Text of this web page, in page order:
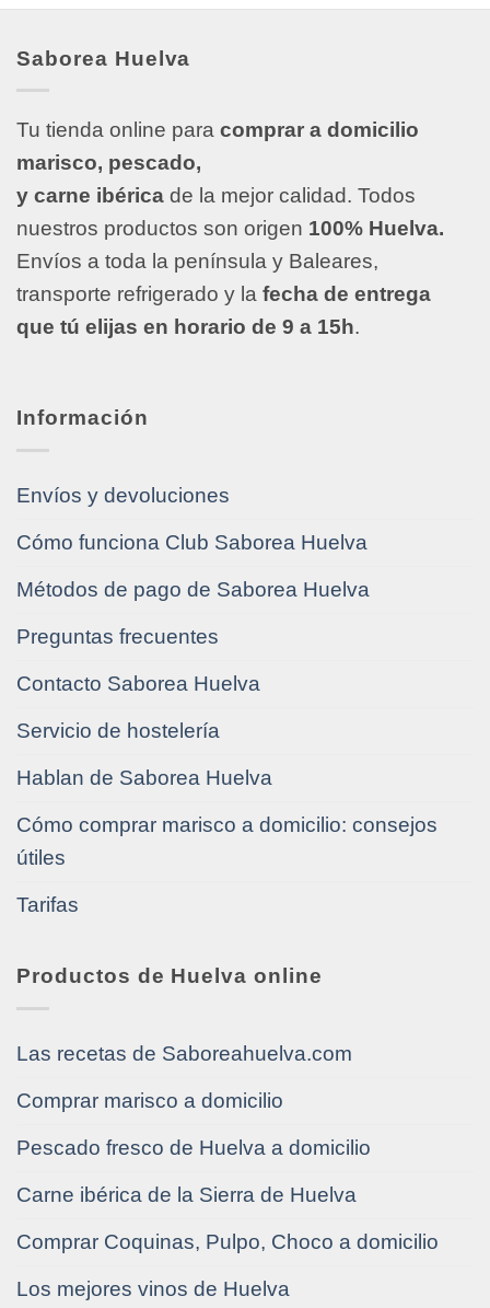
Saborea Huelva
Tu tienda online para comprar a domicilio
marisco, pescado,
y carne ibérica de la mejor calidad. Todos
nuestros productos son origen 100% Huelva.
Envíos a toda la península y Baleares,
transporte refrigerado y la fecha de entrega
que tú elijas en horario de 9 a 15h.
Información
Envíos y devoluciones
Cómo funciona Club Saborea Huelva
Métodos de pago de Saborea Huelva
Preguntas frecuentes
Contacto Saborea Huelva
Servicio de hostelería
Hablan de Saborea Huelva
Cómo comprar marisco a domicilio: consejos
útiles
Tarifas
Productos de Huelva online
Las recetas de Saboreahuelva.com
Comprar marisco a domicilio
Pescado fresco de Huelva a domicilio
Carne ibérica de la Sierra de Huelva
Comprar Coquinas, Pulpo, Choco a domicilio
Los mejores vinos de Huelva